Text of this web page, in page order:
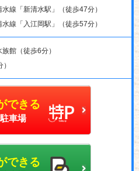
線「新清水駅」（徒歩47分）
線「入江岡駅」（徒歩57分）
館（徒歩6分）
できる
車場
できる